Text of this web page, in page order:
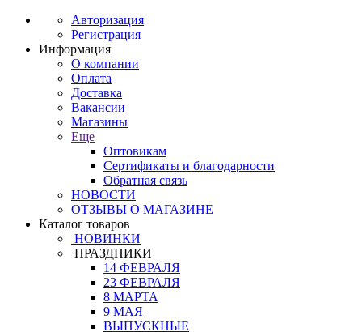
Авторизация
Регистрация
Информация
О компании
Оплата
Доставка
Вакансии
Магазины
Еще
Оптовикам
Сертификаты и благодарности
Обратная связь
НОВОСТИ
ОТЗЫВЫ О МАГАЗИНЕ
Каталог товаров
НОВИНКИ
ПРАЗДНИКИ
14 ФЕВРАЛЯ
23 ФЕВРАЛЯ
8 МАРТА
9 МАЯ
ВЫПУСКНЫЕ